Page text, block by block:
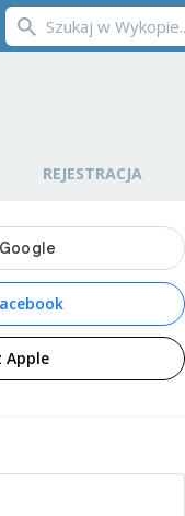
REJESTRACJA
Apple